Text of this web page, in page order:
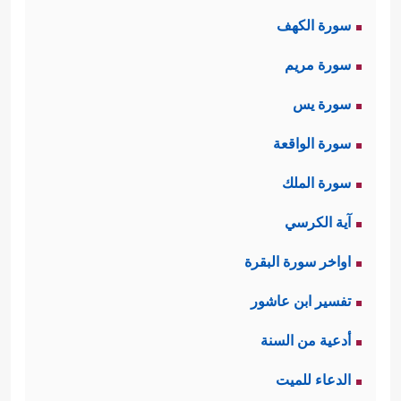
فِی عَمَدࣲ مُّمَدَّدَةِۭ﴾
سورة الكهف
سورة مريم
سورة يس
سورة الواقعة
سورة الملك
آية الكرسي
اواخر سورة البقرة
تفسير ابن عاشور
أدعية من السنة
الدعاء للميت